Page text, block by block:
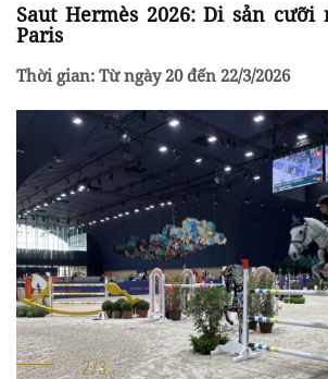
Saut Hermès 2026: Di sản
Paris
Thời gian: Từ ngày 20 đến 22/3/2026